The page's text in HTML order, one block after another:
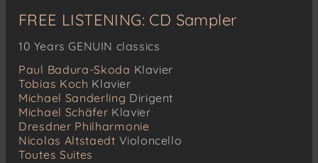
FREE LISTENING: CD Sampler
10 Years GENUIN classics
Paul Badura-Skoda Klavier
Tobias Koch Klavier
Michael Sanderling Dirigent
Michael Schäfer Klavier
Dresdner Philharmonie
Nicolas Altstaedt Violoncello
Toutes Suites